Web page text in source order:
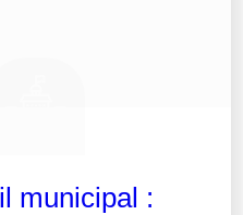
municipal :